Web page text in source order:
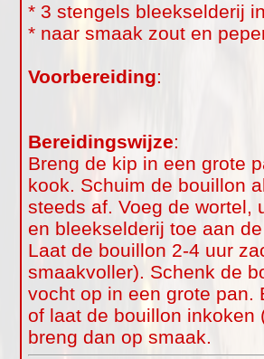
* 3 stengels bleekselderij
* naar smaak zout en
Voorbereiding:
Bereidingswijze:
Breng de kip in een grote
kook. Schuim de bouillon
steeds af. Voeg de wortel,
en bleekselderij toe aan
Laat de bouillon 2-4 uur
smaakvoller). Schenk de
vocht op in een grote pan.
of laat de bouillon inkoken
breng dan op smaak.